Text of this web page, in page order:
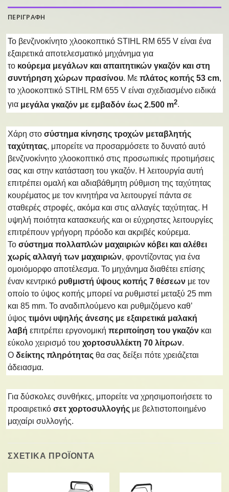
ΠΕΡΙΓΡΑΦΗ
Το βενζινοκίνητο χλοοκοπτικό STIHL RM 655 V είναι ένα
εξαιρετικά αποτελεσματικό μηχάνημα για
το κούρεμα μεγάλων και απαιτητικών γκαζόν και στη
συντήρηση χώρων πρασίνου. Με πλάτος κοπής 53 cm,
το χλοοκοπτικό STIHL RM 655 V είναι σχεδιασμένο ειδικά
για μεγάλα γκαζόν με εμβαδόν έως 2.500 m2.
Χάρη στο σύστημα κίνησης τροχών μεταβλητής
ταχύτητας, μπορείτε να προσαρμόσετε το δυνατό αυτό
βενζινοκίνητο χλοοκοπτικό στις προσωπικές προτιμήσεις
σας και στην κατάσταση του γκαζόν. Η λειτουργία αυτή
επιτρέπει ομαλή και αδιαβάθμητη ρύθμιση της ταχύτητας
κουρέματος με τον κινητήρα να λειτουργεί πάντα σε
σταθερές στροφές, ακόμα και στις αλλαγές ταχύτητας. Η
υψηλή ποιότητα κατασκευής και οι εύχρηστες λειτουργίες
επιτρέπουν γρήγορη πρόοδο και ακριβές κούρεμα.
Το σύστημα πολλαπλών μαχαιριών κόβει και αλέθει
χωρίς αλλαγή των μαχαιριών, φροντίζοντας για ένα
ομοιόμορφο αποτέλεσμα. Το μηχάνημα διαθέτει επίσης
έναν κεντρικό ρυθμιστή ύψους κοπής 7 θέσεων με τον
οποίο το ύψος κοπής μπορεί να ρυθμιστεί μεταξύ 25 mm
και 85 mm. Το αναδιπλούμενο και ρυθμιζόμενο καθ’
ύψος τιμόνι υψηλής άνεσης με εξαιρετικά μαλακή
λαβή επιτρέπει εργονομική περιποίηση του γκαζόν και
εύκολο χειρισμό του χορτοσυλλέκτη 70 λίτρων.
Ο δείκτης πληρότητας θα σας δείξει πότε χρειάζεται
άδειασμα.
Για δύσκολες συνθήκες, μπορείτε να χρησιμοποιήσετε το
προαιρετικό σετ χορτοσυλλογής με βελτιστοποιημένο
μαχαίρι συλλογής.
ΣΧΕΤΙΚΑ ΠΡΟΪΟΝΤΑ